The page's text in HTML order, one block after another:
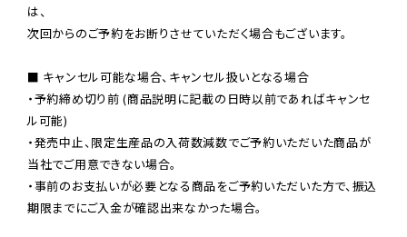
は、
次回からのご予約をお断りさせていただく場合もございます。
■ キャンセル可能な場合、キャンセル扱いとなる場合
・予約締め切り前 (商品説明に記載の日時以前であればキャンセ
ル可能)
・発売中止、限定生産品の入荷数減数でご予約いただいた商品が
当社でご用意できない場合。
・事前のお支払いが必要となる商品をご予約いただいた方で、振込
期限までにご入金が確認出来なかった場合。